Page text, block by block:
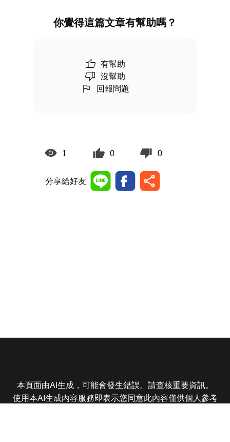
你覺得這篇文章有幫助嗎？
有幫助
沒幫助
回報問題
1 0 0
分享給好友
本頁面由AI生成，可能會發生錯誤。請查核重要資訊。
使用本AI生成內容服務即表示您同意此內容僅供個人參考